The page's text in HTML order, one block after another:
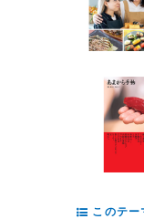
このテー